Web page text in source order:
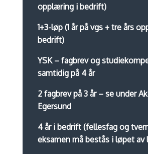
opplæring i bedrift)
1+3-løp (1 år på vgs + tre års
bedrift)
YSK – fagbrev og
samtidig på 4 år
2 fagbrev på 3 år – se under
Egersund
4 år i bedrift (fellesfag og
eksamen må bestås i løpet